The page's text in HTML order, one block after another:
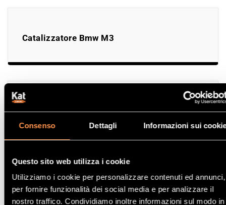
Consenso Dettagli Informazioni sui
Questo sito web utilizza i cookie
Utilizziamo i cookie per personalizzare contenuti ed annunci,
per fornire funzionalità dei social media e per analizzare il
nostro traffico. Condividiamo inoltre informazioni sul modo in
Catalizzatore Bmw M3
Catalizzatore Bmw 520D
Catalizzatore Bmw 320TD